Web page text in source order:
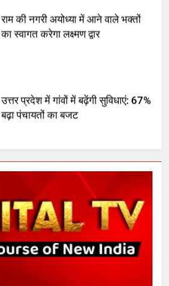
राम की नगरी अयोध्या में आने वाले भक्तों
का स्वागत करेगा लक्ष्मण द्वार
उत्तर प्रदेश में गांवों में बढ़ेंगी सुविधाएं: 67%
बढ़ा पंचायतों का बजट
गाजा युद्धविराम को लेकर बड़ी खबरें
चुनाव से पहले लालू परिवार पर बड़ा झटका,